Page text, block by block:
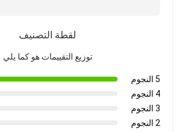
لقطة التصنيف
توزيع التقييمات هو كما يلي
5 النجوم
4 النجوم
3 النجوم
2 النجوم